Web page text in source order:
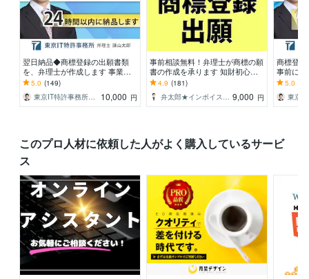
翌日納品◆商標登録の出願書類
を、弁理士が作成します 事業を
始めたら模倣を防ぐため商品名・
サービス名の商標登録を！
5.0 (149)
東京IT特許事務所_Isayama
10,000 円
事前相談無料！弁理士が商標の願
書の作成を承ります 知財初心者
の方、起業して間もない方を対象
としています。
4.9 (181)
弁太郎★インボイス登録済み 9,000 円
商標登
事前に
や屋号
定、方
5.0
このプロ人材に依頼した人がよく購入しているサービ
ス